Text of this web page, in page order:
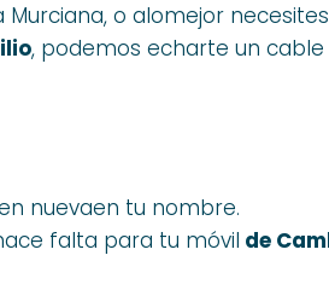
o alomejor necesites
, podemos echarte un
nuevaen tu nombre.
falta para tu móvil de